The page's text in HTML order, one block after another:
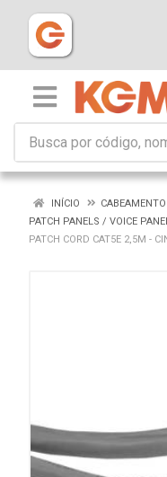
INÍCIO
PATCH PANELS / VOICE
PATCH CORD CAT5E 2,5M -